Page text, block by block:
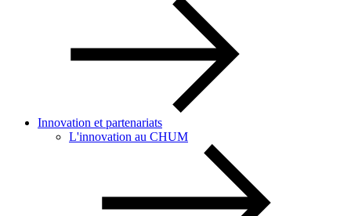
Innovation et partenariats
L'innovation au CHUM